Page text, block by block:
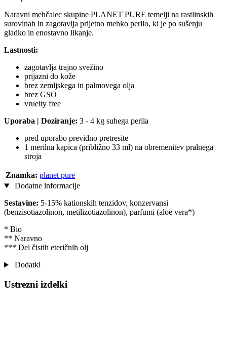
Naravni mehčalec skupine PLANET PURE temelji na rastlinskih
surovinah in zagotavlja prijetno mehko perilo, ki je po sušenju
gladko in enostavno likanje.
Lastnosti:
zagotavlja trajno svežino
prijazni do kože
brez zemljskega in palmovega olja
brez GSO
vruelty free
Uporaba | Doziranje: 3 - 4 kg suhega perila
pred uporabo previdno pretresite
1 merilna kapica (približno 33 ml) na obremenitev pralnega
stroja
Znamka: planet pure
Dodatne informacije
Sestavine: 5-15% kationskih tenzidov, konzervansi
(benzisotiazolinon, metilizotiazolinon), parfumi (aloe vera*)
* Bio
** Naravno
*** Del čistih eteričnih olj
Dodatki
Ustrezni izdelki